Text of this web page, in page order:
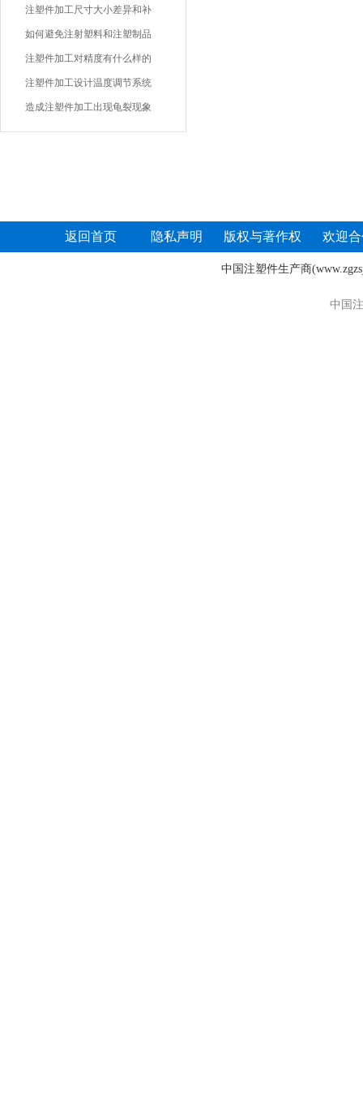
注塑件加工尺寸大小差异和补
如何避免注射塑料和注塑制品
注塑件加工对精度有什么样的
注塑件加工设计温度调节系统
造成注塑件加工出现龟裂现象
返回首页 隐私声明 版权与著作权 欢迎
中国注塑件生产商
中国